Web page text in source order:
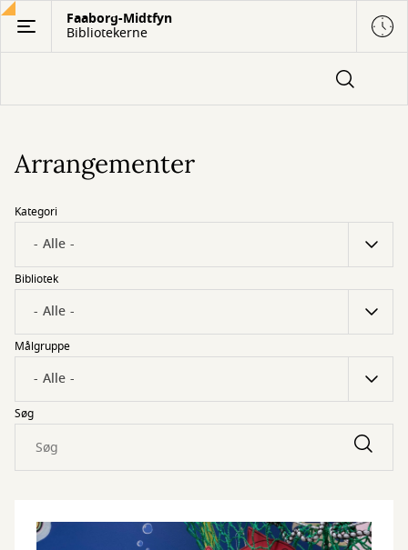
Gå
hovedindhold
Faaborg-Midtfyn
Bibliotekerne
Arrangementer
Kategori
Bibliotek
Målgruppe
Søg